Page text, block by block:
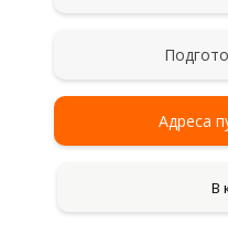
Адреса
В